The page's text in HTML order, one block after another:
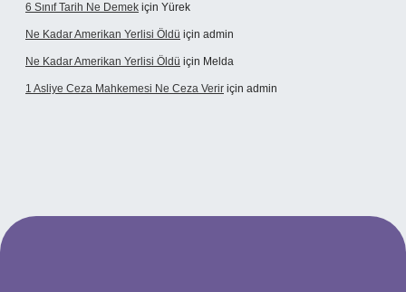
6 Sınıf Tarih Ne Demek için Yürek
Ne Kadar Amerikan Yerlisi Öldü için admin
Ne Kadar Amerikan Yerlisi Öldü için Melda
1 Asliye Ceza Mahkemesi Ne Ceza Verir için admin